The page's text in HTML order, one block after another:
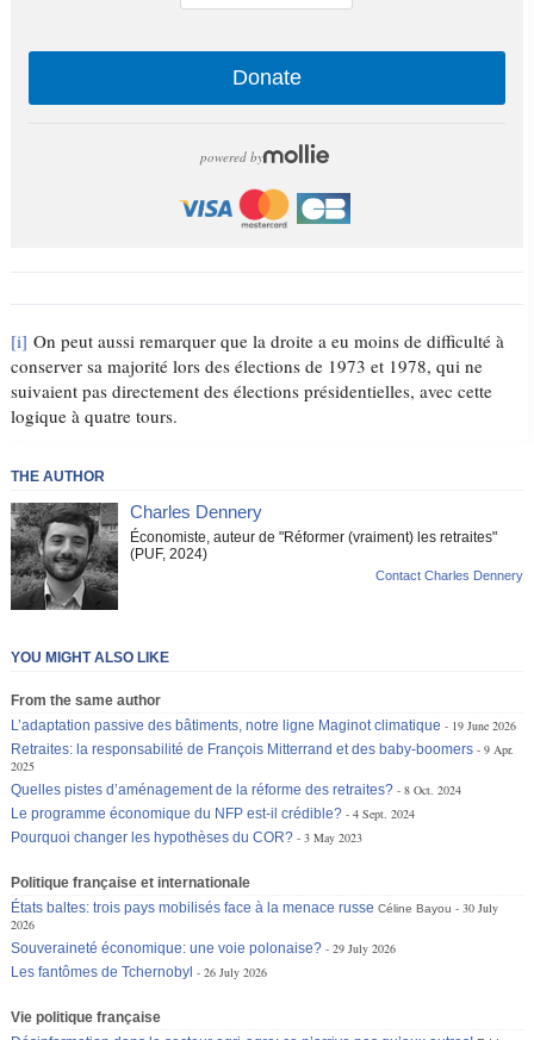
Donate
powered by
[i] On peut aussi remarquer que la droite a eu moins de difficulté à
conserver sa majorité lors des élections de 1973 et 1978, qui ne
suivaient pas directement des élections présidentielles, avec cette
logique à quatre tours.
THE AUTHOR
Charles Dennery
Économiste, auteur de "Réformer (vraiment) les retraites"
(PUF, 2024)
Contact Charles Dennery
YOU MIGHT ALSO LIKE
From the same author
L’adaptation passive des bâtiments, notre ligne Maginot climatique
19 June 2026
Retraites: la responsabilité de François Mitterrand et des baby-boomers
9 Apr.
2025
Quelles pistes d’aménagement de la réforme des retraites?
8 Oct. 2024
Le programme économique du NFP est-il crédible?
4 Sept. 2024
Pourquoi changer les hypothèses du COR?
3 May 2023
Politique française et internationale
États baltes: trois pays mobilisés face à la menace russe Céline Bayou
30 July
2026
Souveraineté économique: une voie polonaise?
29 July 2026
Les fantômes de Tchernobyl
26 July 2026
Vie politique française